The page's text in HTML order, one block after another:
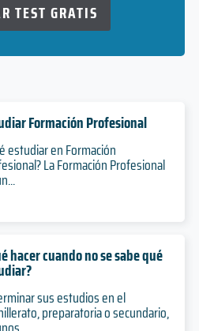
TEST GRATIS
Formación Profesional
estudiar en Formación
La Formación Profesional
hacer cuando no se sabe qué
sus estudios en el
preparatoria o secundario,